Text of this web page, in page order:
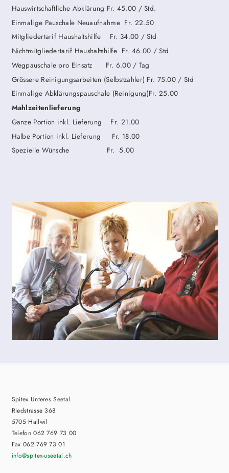
Hauswirtschaftliche Abklärung Fr. 45.00 / Std.
Einmalige Pauschale Neuaufnahme Fr. 22.50
Mitgliedertarif Haushaltshilfe Fr. 34.00 / Std
Nichtmitgliedertarif Haushaltshilfe Fr. 46.00 / Std
Wegpauschale pro Einsatz Fr. 6.00 / Tag
Grössere Reinigungsarbeiten (Selbstzahler) Fr. 75.00 / Std
Einmalige Abklärungspauschale (Reinigung)Fr. 25.00
Mahlzeitenlieferung
Ganze Portion inkl. Lieferung Fr. 21.00
Halbe Portion inkl. Lieferung Fr. 18.00
Spezielle Wünsche Fr. 5.00
Spitex Unteres Seetal
Riedstrasse 368
5705 Hallwil
Telefon 062 769 73 00
Fax 062 769 73 01
info@spitex-useetal.ch